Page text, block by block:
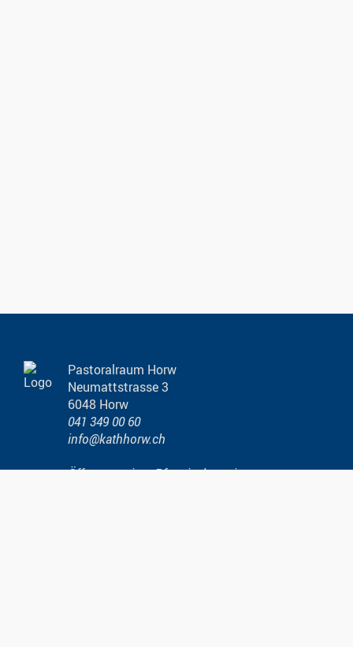
Pastoralraum Horw
Neumattstrasse 3
6048 Horw
041 349 00 60
info@kathhorw.ch
Öffnungszeiten Pfarreisekretariat